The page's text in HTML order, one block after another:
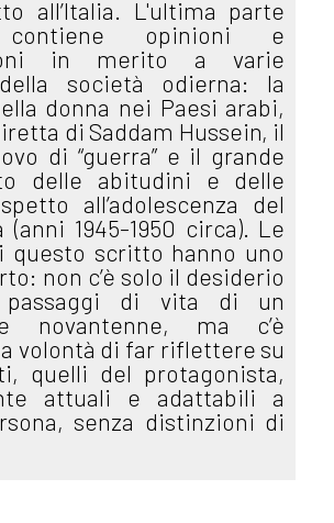
all’Italia. L'ultima parte
contiene opinioni e
in merito a varie
società odierna: la
donna nei Paesi arabi,
di Saddam Hussein, il
di “guerra” e il grande
delle abitudini e delle
all’adolescenza del
(anni 1945-1950 circa). Le
questo scritto hanno uno
non c’è solo il desiderio
di vita di un
novantenne, ma c’è
volontà di far riflettere su
quelli del protagonista,
attuali e adattabili a
senza distinzioni di